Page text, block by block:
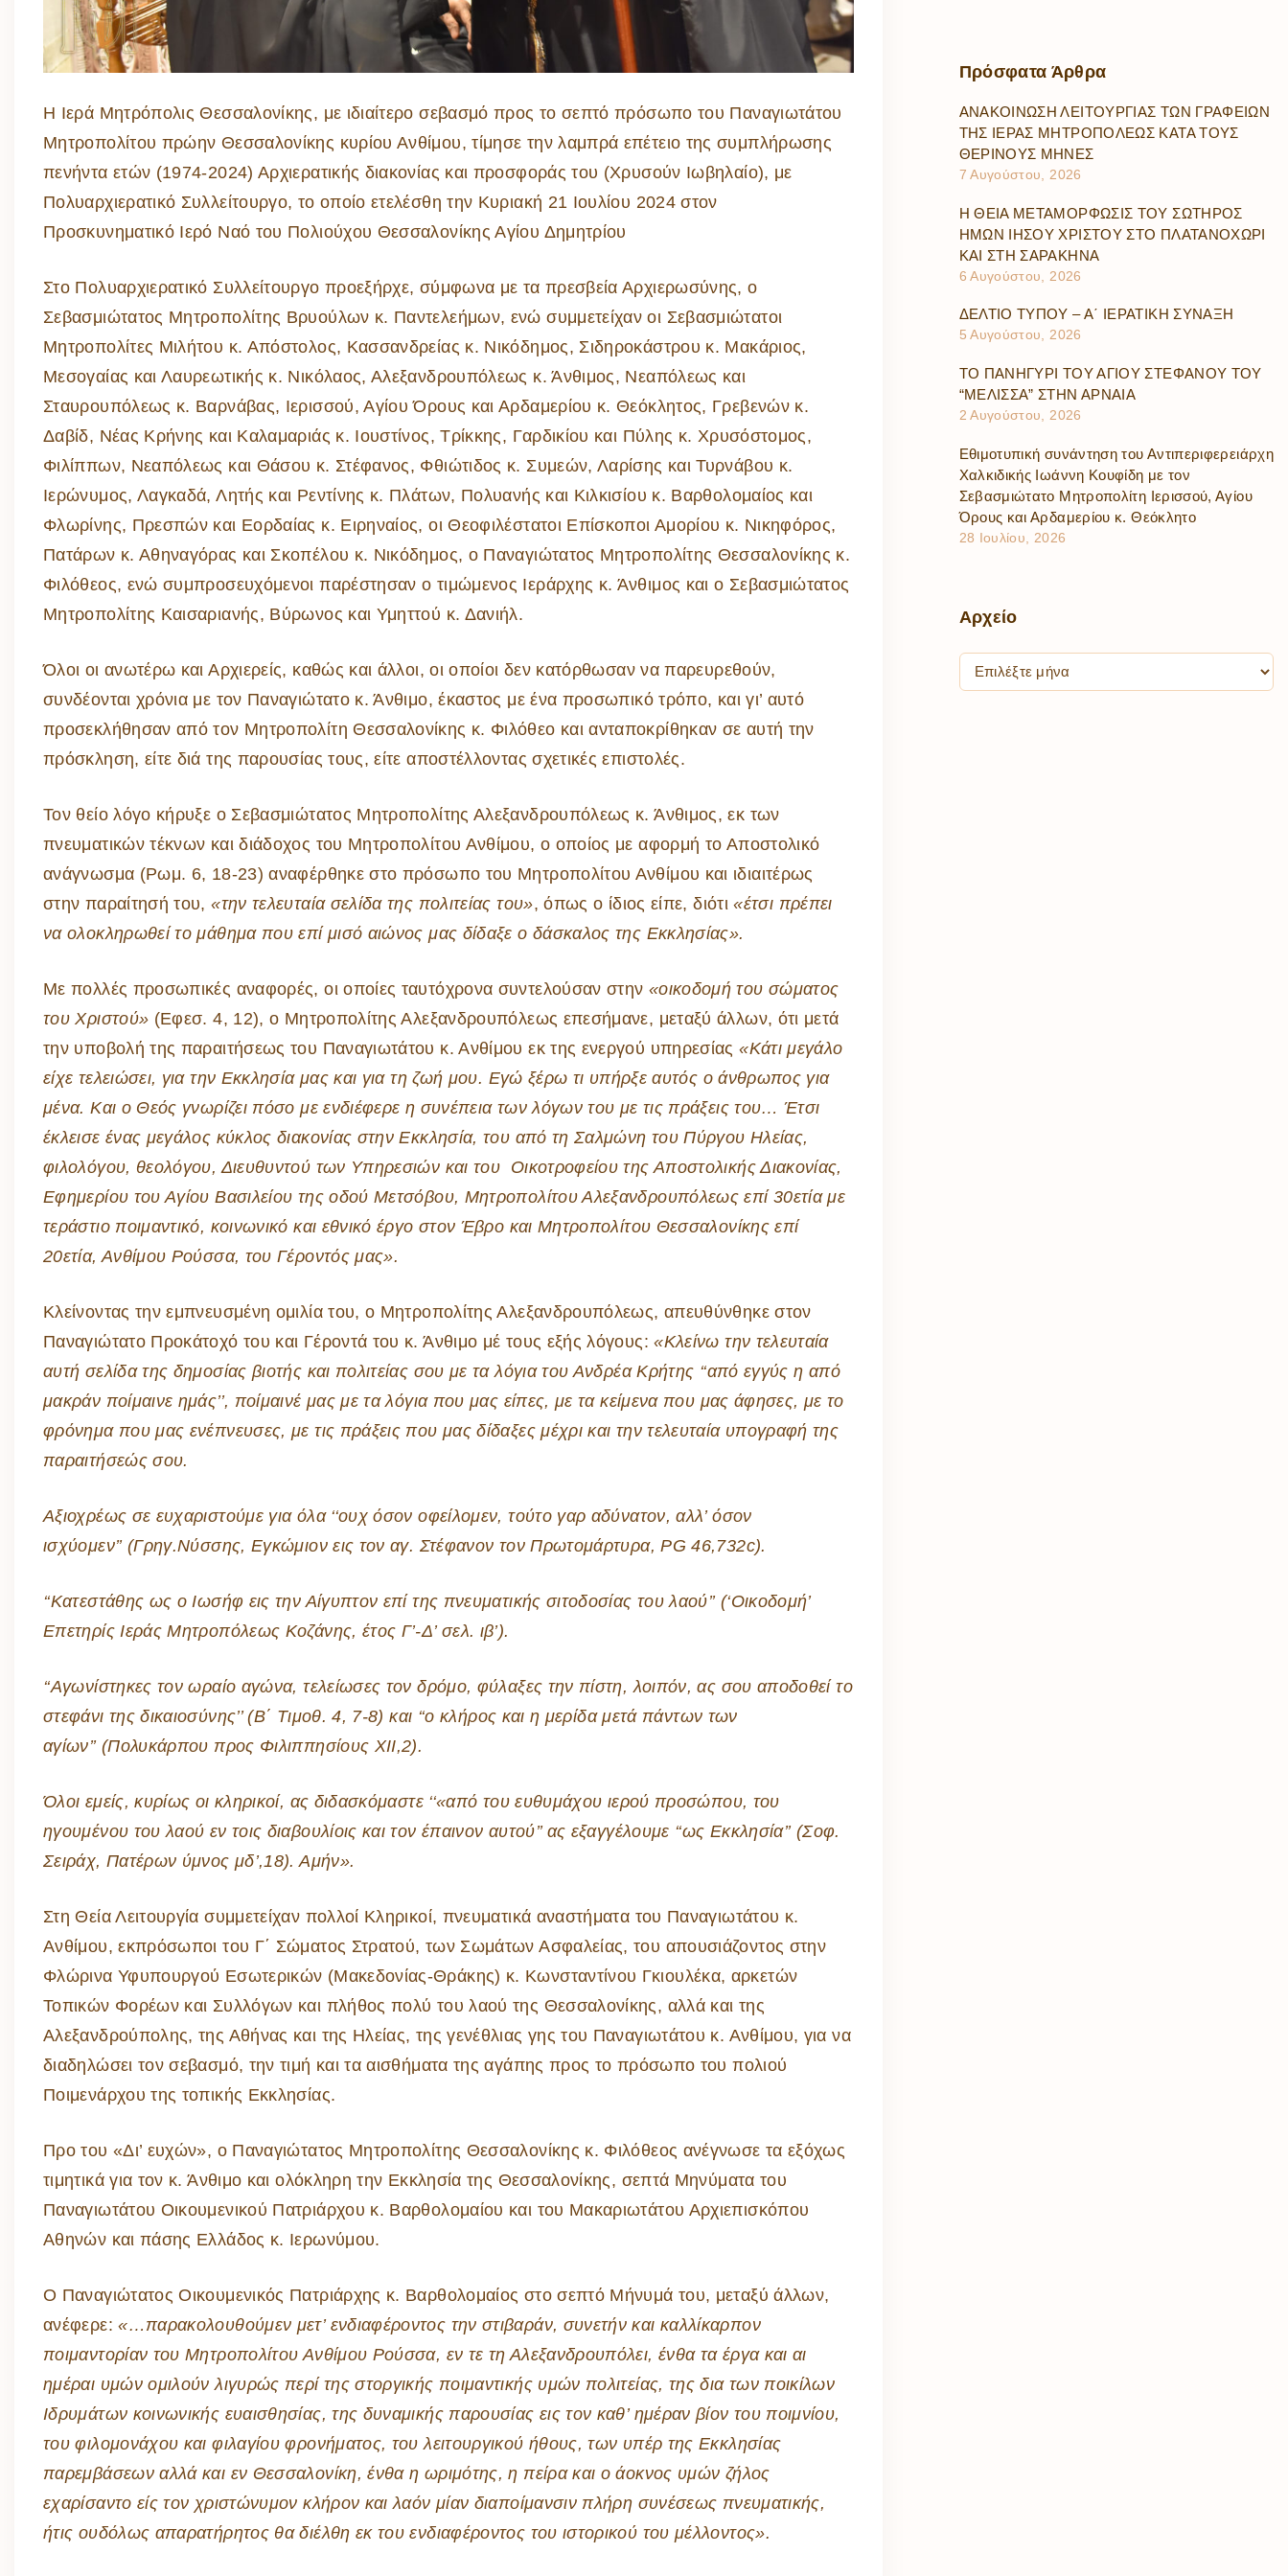
Η Ιερά Μητρόπολις Θεσσαλονίκης, με ιδιαίτερο σεβασμό προς το σεπτό πρόσωπο του Παναγιωτάτου
Μητροπολίτου πρώην Θεσσαλονίκης κυρίου Ανθίμου, τίμησε την λαμπρά επέτειο της συμπλήρωσης
πενήντα ετών (1974-2024) Αρχιερατικής διακονίας και προσφοράς του (Χρυσούν Ιωβηλαίο), με
Πολυαρχιερατικό Συλλείτουργο, το οποίο ετελέσθη την Κυριακή 21 Ιουλίου 2024 στον
Προσκυνηματικό Ιερό Ναό του Πολιούχου Θεσσαλονίκης Αγίου Δημητρίου
Στο Πολυαρχιερατικό Συλλείτουργο προεξήρχε, σύμφωνα με τα πρεσβεία Αρχιερωσύνης, ο
Σεβασμιώτατος Μητροπολίτης Βρυούλων κ. Παντελεήμων, ενώ συμμετείχαν οι Σεβασμιώτατοι
Μητροπολίτες Μιλήτου κ. Απόστολος, Κασσανδρείας κ. Νικόδημος, Σιδηροκάστρου κ. Μακάριος,
Μεσογαίας και Λαυρεωτικής κ. Νικόλαος, Αλεξανδρουπόλεως κ. Άνθιμος, Νεαπόλεως και
Σταυρουπόλεως κ. Βαρνάβας, Ιερισσού, Αγίου Όρους και Αρδαμερίου κ. Θεόκλητος, Γρεβενών κ.
Δαβίδ, Νέας Κρήνης και Καλαμαριάς κ. Ιουστίνος, Τρίκκης, Γαρδικίου και Πύλης κ. Χρυσόστομος,
Φιλίππων, Νεαπόλεως και Θάσου κ. Στέφανος, Φθιώτιδος κ. Συμεών, Λαρίσης και Τυρνάβου κ.
Ιερώνυμος, Λαγκαδά, Λητής και Ρεντίνης κ. Πλάτων, Πολυανής και Κιλκισίου κ. Βαρθολομαίος και
Φλωρίνης, Πρεσπών και Εορδαίας κ. Ειρηναίος, οι Θεοφιλέστατοι Επίσκοποι Αμορίου κ. Νικηφόρος,
Πατάρων κ. Αθηναγόρας και Σκοπέλου κ. Νικόδημος, ο Παναγιώτατος Μητροπολίτης Θεσσαλονίκης κ.
Φιλόθεος, ενώ συμπροσευχόμενοι παρέστησαν ο τιμώμενος Ιεράρχης κ. Άνθιμος και ο Σεβασμιώτατος
Μητροπολίτης Καισαριανής, Βύρωνος και Υμηττού κ. Δανιήλ.
Όλοι οι ανωτέρω και Αρχιερείς, καθώς και άλλοι, οι οποίοι δεν κατόρθωσαν να παρευρεθούν,
συνδέονται χρόνια με τον Παναγιώτατο κ. Άνθιμο, έκαστος με ένα προσωπικό τρόπο, και γι’ αυτό
προσεκλήθησαν από τον Μητροπολίτη Θεσσαλονίκης κ. Φιλόθεο και ανταποκρίθηκαν σε αυτή την
πρόσκληση, είτε διά της παρουσίας τους, είτε αποστέλλοντας σχετικές επιστολές.
Τον θείο λόγο κήρυξε ο Σεβασμιώτατος Μητροπολίτης Αλεξανδρουπόλεως κ. Άνθιμος, εκ των
πνευματικών τέκνων και διάδοχος του Μητροπολίτου Ανθίμου, ο οποίος με αφορμή το Αποστολικό
ανάγνωσμα (Ρωμ. 6, 18-23) αναφέρθηκε στο πρόσωπο του Μητροπολίτου Ανθίμου και ιδιαιτέρως
στην παραίτησή του,«την τελευταία σελίδα της πολιτείας του», όπως ο ίδιος είπε, διότι«έτσι πρέπει
να ολοκληρωθεί το μάθημα που επί μισό αιώνος μας δίδαξε ο δάσκαλος της Εκκλησίας».
Με πολλές προσωπικές αναφορές, οι οποίες ταυτόχρονα συντελούσαν στην «οικοδομή του σώματος
του Χριστού» (Εφεσ. 4, 12), ο Μητροπολίτης Αλεξανδρουπόλεως επεσήμανε, μεταξύ άλλων, ότι μετά
την υποβολή της παραιτήσεως του Παναγιωτάτου κ. Ανθίμου εκ της ενεργού υπηρεσίας«Κάτι μεγάλο
είχε τελειώσει, για την Εκκλησία μας και για τη ζωή μου. Εγώ ξέρω τι υπήρξε αυτός ο άνθρωπος για
μένα. Και ο Θεός γνωρίζει πόσο με ενδιέφερε η συνέπεια των λόγων του με τις πράξεις του… Έτσι
έκλεισε ένας μεγάλος κύκλος διακονίας στην Εκκλησία, του από τη Σαλμώνη του Πύργου Ηλείας,
φιλολόγου, θεολόγου, Διευθυντού των Υπηρεσιών και του Οικοτροφείου της Αποστολικής Διακονίας,
Εφημερίου του Αγίου Βασιλείου της οδού Μετσόβου, Μητροπολίτου Αλεξανδρουπόλεως επί 30ετία με
τεράστιο ποιμαντικό, κοινωνικό και εθνικό έργο στον Έβρο και Μητροπολίτου Θεσσαλονίκης επί
20ετία, Ανθίμου Ρούσσα, του Γέροντός μας».
Κλείνοντας την εμπνευσμένη ομιλία του, ο Μητροπολίτης Αλεξανδρουπόλεως, απευθύνθηκε στον
Παναγιώτατο Προκάτοχό του και Γέροντά του κ. Άνθιμο μέ τους εξής λόγους:«Κλείνω την τελευταία
αυτή σελίδα της δημοσίας βιοτής και πολιτείας σου με τα λόγια του Ανδρέα Κρήτης ‘‘από εγγύς η από
μακράν ποίμαινε ημάς’’, ποίμαινέ μας με τα λόγια που μας είπες, με τα κείμενα που μας άφησες, με το
φρόνημα που μας ενέπνευσες, με τις πράξεις που μας δίδαξες μέχρι και την τελευταία υπογραφή της
παραιτήσεώς σου.
Αξιοχρέως σε ευχαριστούμε για όλα ‘‘ουχ όσον οφείλομεν, τούτο γαρ αδύνατον, αλλ’ όσον
ισχύομεν’’ (Γρηγ.Νύσσης, Εγκώμιον εις τον αγ. Στέφανον τον Πρωτομάρτυρα, PG 46,732c).
‘‘Κατεστάθης ως ο Ιωσήφ εις την Αίγυπτον επί της πνευματικής σιτοδοσίας του λαού’’ (‘Οικοδομή’
Επετηρίς Ιεράς Μητροπόλεως Κοζάνης, έτος Γ’-Δ’ σελ. ιβ’).
‘‘Αγωνίστηκες τον ωραίο αγώνα, τελείωσες τον δρόμο, φύλαξες την πίστη, λοιπόν, ας σου αποδοθεί το
στεφάνι της δικαιοσύνης’’ (Β΄ Τιμοθ. 4, 7-8) και ‘‘ο κλήρος και η μερίδα μετά πάντων των
αγίων’’ (Πολυκάρπου προς Φιλιππησίους ΧΙΙ,2).
Όλοι εμείς, κυρίως οι κληρικοί, ας διδασκόμαστε ‘‘«από του ευθυμάχου ιερού προσώπου, του
ηγουμένου του λαού εν τοις διαβουλίοις και τον έπαινον αυτού’’ ας εξαγγέλουμε ‘‘ως Εκκλησία’’ (Σοφ.
Σειράχ, Πατέρων ύμνος μδ’,18). Αμήν».
Στη Θεία Λειτουργία συμμετείχαν πολλοί Κληρικοί, πνευματικά αναστήματα του Παναγιωτάτου κ.
Ανθίμου, εκπρόσωποι του Γ΄ Σώματος Στρατού, των Σωμάτων Ασφαλείας, του απουσιάζοντος στην
Φλώρινα Υφυπουργού Εσωτερικών (Μακεδονίας-Θράκης) κ. Κωνσταντίνου Γκιουλέκα, αρκετών
Τοπικών Φορέων και Συλλόγων και πλήθος πολύ του λαού της Θεσσαλονίκης, αλλά και της
Αλεξανδρούπολης, της Αθήνας και της Ηλείας, της γενέθλιας γης του Παναγιωτάτου κ. Ανθίμου, για να
διαδηλώσει τον σεβασμό, την τιμή και τα αισθήματα της αγάπης προς το πρόσωπο του πολιού
Ποιμενάρχου της τοπικής Εκκλησίας.
Προ του «Δι’ ευχών», ο Παναγιώτατος Μητροπολίτης Θεσσαλονίκης κ. Φιλόθεος ανέγνωσε τα εξόχως
τιμητικά για τον κ. Άνθιμο και ολόκληρη την Εκκλησία της Θεσσαλονίκης, σεπτά Μηνύματα του
Παναγιωτάτου Οικουμενικού Πατριάρχου κ. Βαρθολομαίου και του Μακαριωτάτου Αρχιεπισκόπου
Αθηνών και πάσης Ελλάδος κ. Ιερωνύμου.
Ο Παναγιώτατος Οικουμενικός Πατριάρχης κ. Βαρθολομαίος στο σεπτό Μήνυμά του, μεταξύ άλλων,
ανέφερε:«…παρακολουθούμεν μετ’ ενδιαφέροντος την στιβαράν, συνετήν και καλλίκαρπον
ποιμαντορίαν του Μητροπολίτου Ανθίμου Ρούσσα, εν τε τη Αλεξανδρουπόλει, ένθα τα έργα και αι
ημέραι υμών ομιλούν λιγυρώς περί της στοργικής ποιμαντικής υμών πολιτείας, της δια των ποικίλων
Ιδρυμάτων κοινωνικής ευαισθησίας, της δυναμικής παρουσίας εις τον καθ’ ημέραν βίον του ποιμνίου,
του φιλομονάχου και φιλαγίου φρονήματος, του λειτουργικού ήθους, των υπέρ της Εκκλησίας
παρεμβάσεων αλλά και εν Θεσσαλονίκη, ένθα η ωριμότης, η πείρα και ο άοκνος υμών ζήλος
εχαρίσαντο είς τον χριστώνυμον κλήρον και λαόν μίαν διαποίμανσιν πλήρη συνέσεως πνευματικής,
ήτις ουδόλως απαρατήρητος θα διέλθη εκ του ενδιαφέροντος του ιστορικού του μέλλοντος».
Πρόσφατα Άρθρα
ΑΝΑΚΟΙΝΩΣΗ ΛΕΙΤΟΥΡΓΙΑΣ ΤΩΝ ΓΡΑΦΕΙΩΝ
ΤΗΣ ΙΕΡΑΣ ΜΗΤΡΟΠΟΛΕΩΣ ΚΑΤΑ ΤΟΥΣ
ΘΕΡΙΝΟΥΣ ΜΗΝΕΣ
7 Αυγούστου, 2026
Η ΘΕΙΑ ΜΕΤΑΜΟΡΦΩΣΙΣ ΤΟΥ ΣΩΤΗΡΟΣ
ΗΜΩΝ ΙΗΣΟΥ ΧΡΙΣΤΟΥ ΣΤΟ ΠΛΑΤΑΝΟΧΩΡΙ
ΚΑΙ ΣΤΗ ΣΑΡΑΚΗΝΑ
6 Αυγούστου, 2026
ΔΕΛΤΙΟ ΤΥΠΟΥ – Α΄ ΙΕΡΑΤΙΚΗ ΣΥΝΑΞΗ
5 Αυγούστου, 2026
ΤΟ ΠΑΝΗΓΥΡΙ ΤΟΥ ΑΓΙΟΥ ΣΤΕΦΑΝΟΥ ΤΟΥ
“ΜΕΛΙΣΣΑ” ΣΤΗΝ ΑΡΝΑΙΑ
2 Αυγούστου, 2026
Εθιμοτυπική συνάντηση του Αντιπεριφερειάρχη
Χαλκιδικής Ιωάννη Κουφίδη με τον
Σεβασμιώτατο Μητροπολίτη Ιερισσού, Αγίου
Όρους και Αρδαμερίου κ. Θεόκλητο
28 Ιουλίου, 2026
Αρχείο